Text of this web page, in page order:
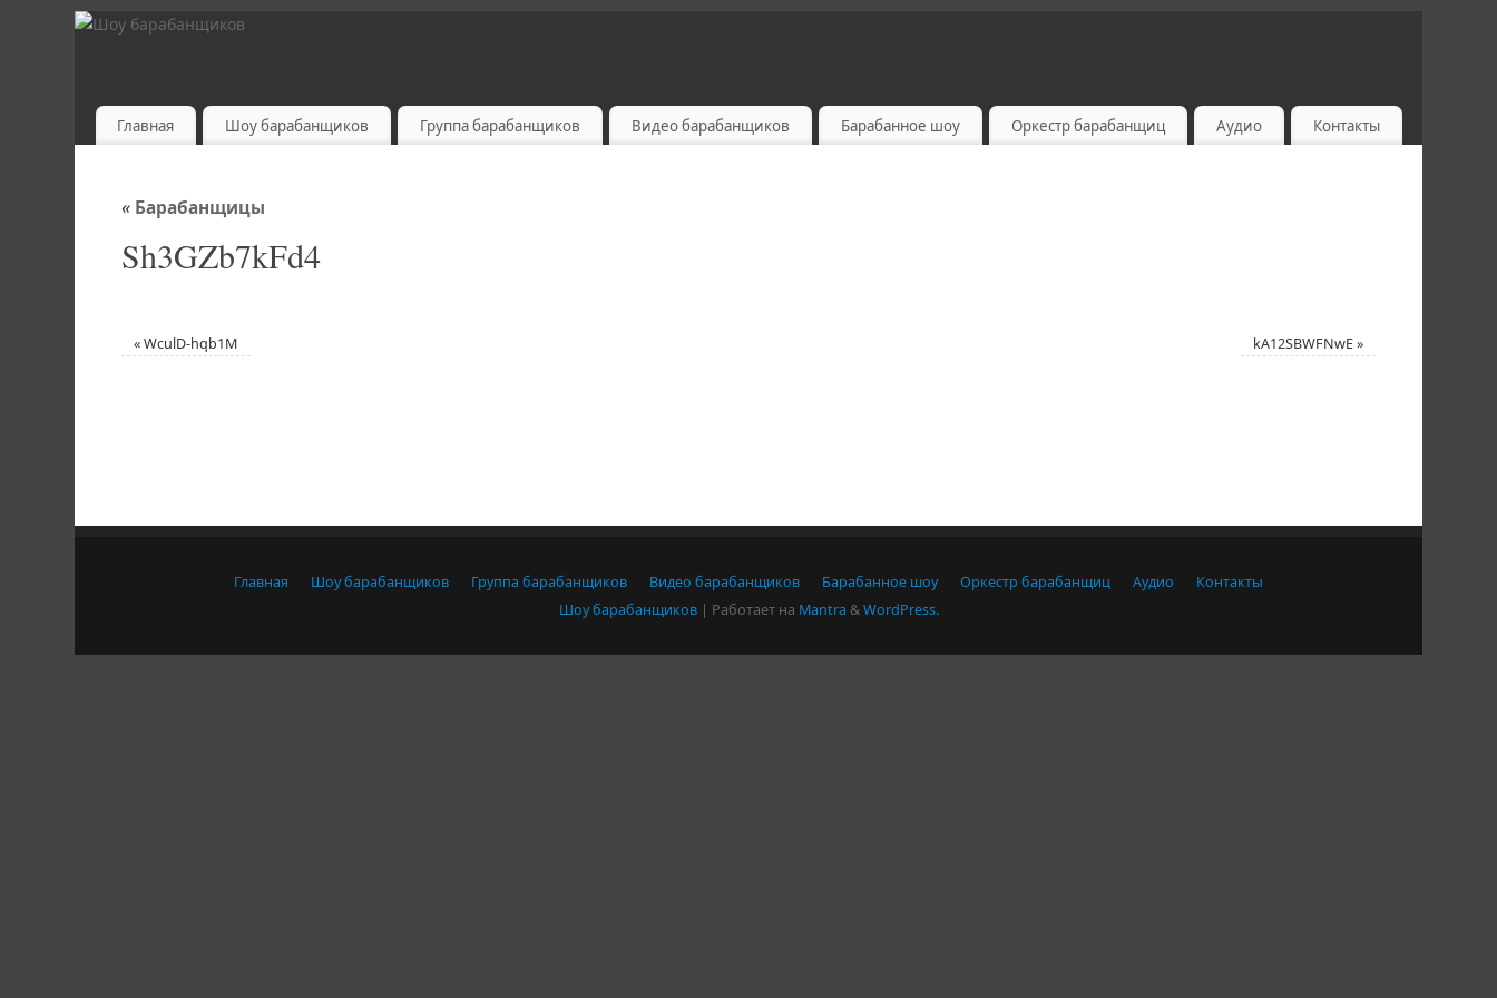
Главная Шоу барабанщиков Группа барабанщиков Видео барабанщиков Барабанное шоу Оркестр барабанщиц Аудио Контакты
« Барабанщицы
Sh3GZb7kFd4
«WculD-hqb1M kA12SBWFNwE»
Главная Шоу барабанщиков Группа барабанщиков Видео барабанщиков Барабанное шоу Оркестр барабанщиц Аудио
Контакты
Шоу барабанщиков| Работает на Mantra &WordPress.